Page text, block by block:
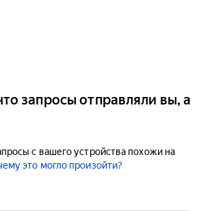
запросы отправляли вы, а
с вашего устройства похожи на
это могло произойти?